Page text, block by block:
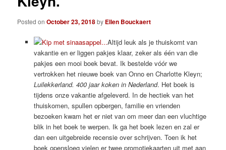
Posted onOctober 23, 2018by Ellen Bouckaert
Altijd leuk als je thuiskomt van
vakantie en er liggen pakjes klaar, zeker als één van die
pakjes een mooi boek bevat. Ik bestelde vóór we
vertrokken het nieuwe boek van Onno en Charlotte Kleyn;
Luilekkerland. 400 jaar koken in Nederland. Het boek is
tijdens onze vakantie afgeleverd. In de hectiek van het
thuiskomen, spullen opbergen, familie en vrienden
bezoeken kwam het er niet van om meer dan een vluchtige
blik in het boek te werpen. Ik ga het boek lezen en zal er
dan een uitgebreide recensie over schrijven. Toen ik het
boek opensloeg vielen er twee promotiekaarten uit met aan